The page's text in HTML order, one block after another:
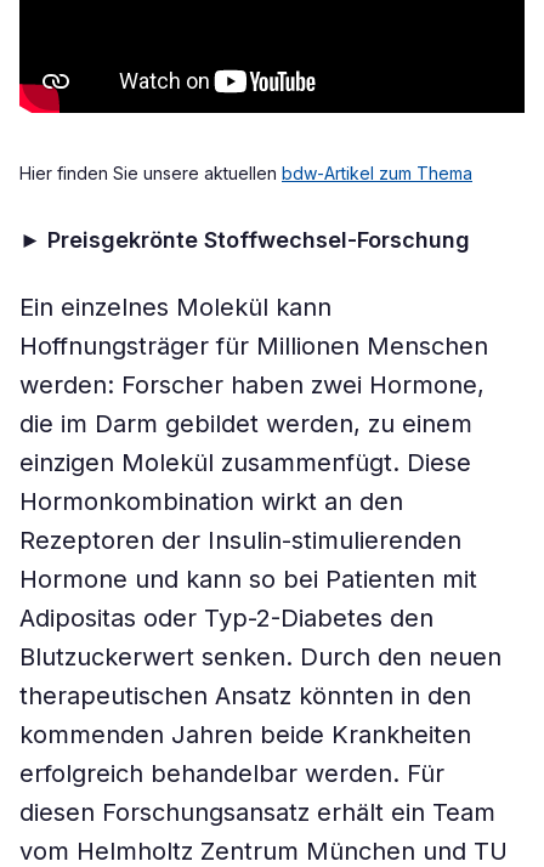
Hier finden Sie unsere aktuellen bdw-Artikel zum Thema
► Preisgekrönte Stoffwechsel-Forschung
Ein einzelnes Molekül kann
Hoffnungsträger für Millionen Menschen
werden: Forscher haben zwei Hormone,
die im Darm gebildet werden, zu einem
einzigen Molekül zusammenfügt. Diese
Hormonkombination wirkt an den
Rezeptoren der Insulin-stimulierenden
Hormone und kann so bei Patienten mit
Adipositas oder Typ-2-Diabetes den
Blutzuckerwert senken. Durch den neuen
therapeutischen Ansatz könnten in den
kommenden Jahren beide Krankheiten
erfolgreich behandelbar werden. Für
diesen Forschungsansatz erhält ein Team
vom Helmholtz Zentrum München und TU